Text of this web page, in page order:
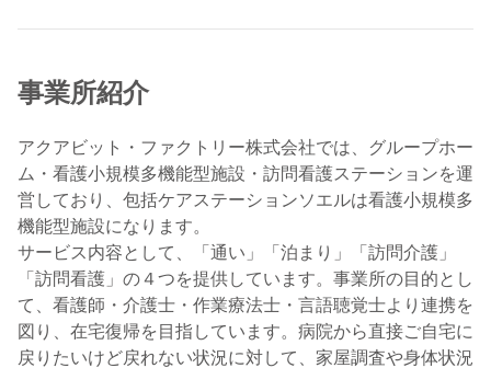
事業所紹介
アクアビット・ファクトリー株式会社では、グループホー
ム・看護小規模多機能型施設・訪問看護ステーションを運
営しており、包括ケアステーションソエルは看護小規模多
機能型施設になります。
サービス内容として、「通い」「泊まり」「訪問介護」
「訪問看護」の４つを提供しています。事業所の目的とし
て、看護師・介護士・作業療法士・言語聴覚士より連携を
図り、在宅復帰を目指しています。病院から直接ご自宅に
戻りたいけど戻れない状況に対して、家屋調査や身体状況